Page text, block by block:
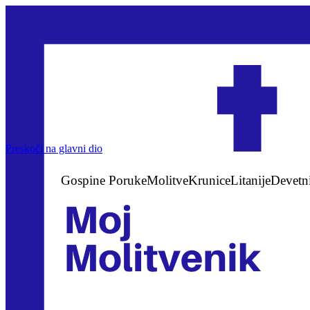
Preskoči na glavni dio
Gospine PorukeMolitveKruniceLitanije